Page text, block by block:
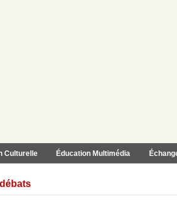
Culturelle Éducation Multimédia